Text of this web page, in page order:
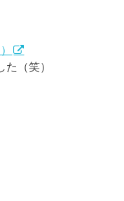
（笑）